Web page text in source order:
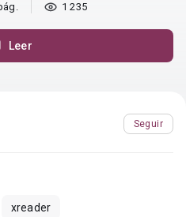
1 235
Leer
Seguir
xreader